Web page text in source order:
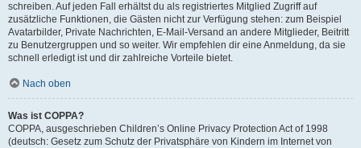
schreiben. Auf jeden Fall erhältst du als registriertes Mitglied Zugriff auf
zusätzliche Funktionen, die Gästen nicht zur Verfügung stehen: zum Beispiel
Avatarbilder, Private Nachrichten, E-Mail-Versand an andere Mitglieder, Beitritt
zu Benutzergruppen und so weiter. Wir empfehlen dir eine Anmeldung, da sie
schnell erledigt ist und dir zahlreiche Vorteile bietet.
Nach oben
Was ist COPPA?
COPPA, ausgeschrieben Children’s Online Privacy Protection Act of 1998
(deutsch: Gesetz zum Schutz der Privatsphäre von Kindern im Internet von